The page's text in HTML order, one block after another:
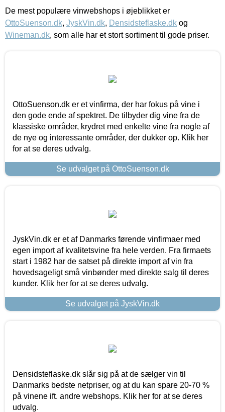
De mest populære vinwebshops i øjeblikket er
OttoSuenson.dk, JyskVin.dk, Densidsteflaske.dk og
Wineman.dk, som alle har et stort sortiment til gode priser.
OttoSuenson.dk er et vinfirma, der har fokus på vine i
den gode ende af spektret. De tilbyder dig vine fra de
klassiske områder, krydret med enkelte vine fra nogle af
de nye og interessante områder, der dukker op. Klik her
for at se deres udvalg.
Se udvalget på OttoSuenson.dk
JyskVin.dk er et af Danmarks førende vinfirmaer med
egen import af kvalitetsvine fra hele verden. Fra firmaets
start i 1982 har de satset på direkte import af vin fra
hovedsageligt små vinbønder med direkte salg til deres
kunder. Klik her for at se deres udvalg.
Se udvalget på JyskVin.dk
Densidsteflaske.dk slår sig på at de sælger vin til
Danmarks bedste netpriser, og at du kan spare 20-70 %
på vinene ift. andre webshops. Klik her for at se deres
udvalg.